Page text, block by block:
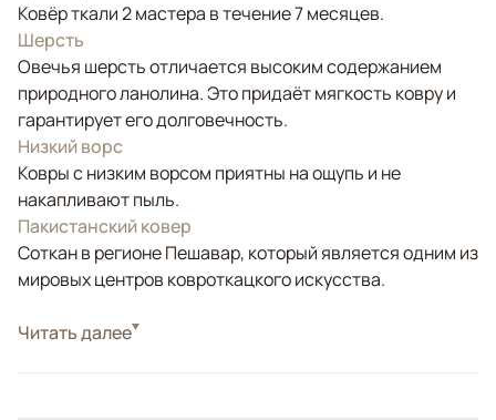
Ковёр ткали 2 мастера в течение 7 месяцев.
Шерсть
Овечья шерсть отличается высоким содержанием
природного ланолина. Это придаёт мягкость ковру и
гарантирует его долговечность.
Низкий ворс
Ковры с низким ворсом приятны на ощупь и не
накапливают пыль.
Пакистанский ковер
Соткан в регионе Пешавар, который является одним из
мировых центров ковроткацкого искусства.
СтильКлассические
Читать далее